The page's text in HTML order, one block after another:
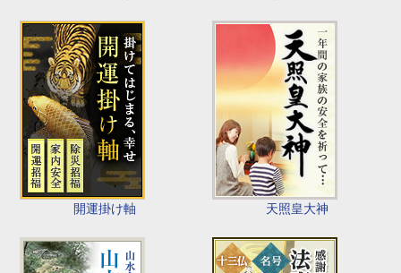
開運掛け軸 天照皇大神